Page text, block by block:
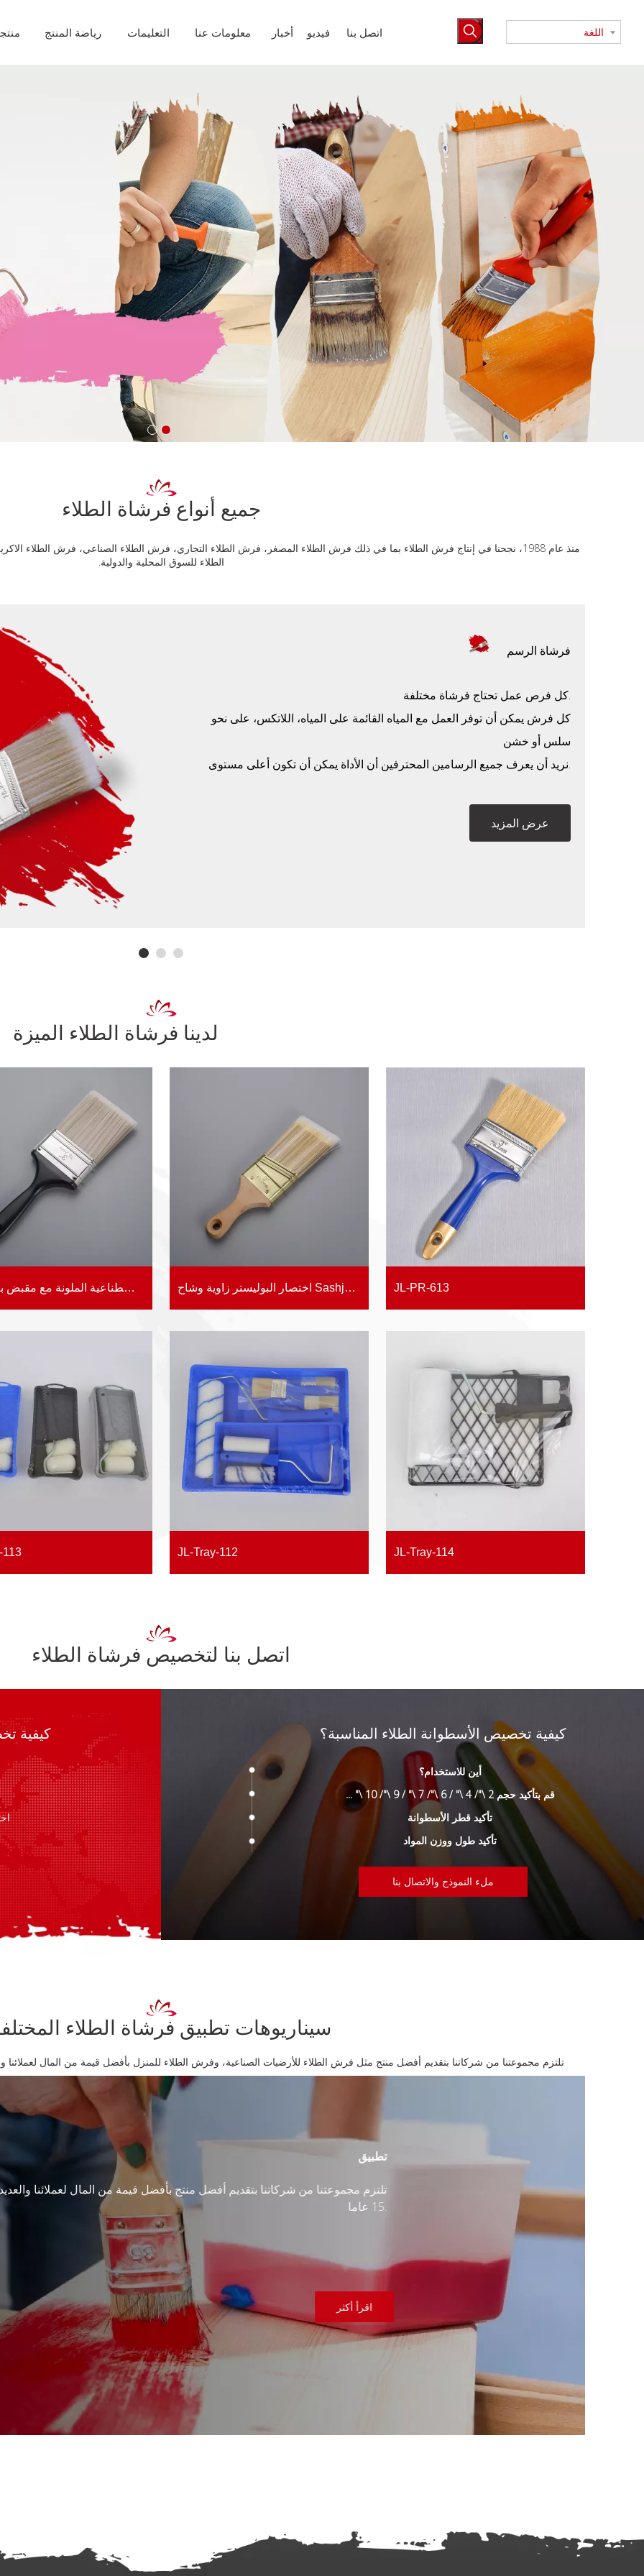
اتصل بنا فيديو أخبار معلومات عنا التعليمات رياضة المنتج اللغة
جميع أنواع فرشاة الطلاء
منذ عام 1988، نجحنا في إنتاج فرش الطلاء بما في ذلك فرش الطلاء المصغر، فرش الطلاء التجاري، فرش الطلاء الصناعي، فرش الطلاء
الطلاء للسوق المحلية والدولية.
فرشاة الرسم
كل فرص عمل تحتاج فرشاة مختلفة.
كل فرش يمكن أن توفر العمل مع المياه القائمة على المياه، اللاتكس، على نحو
سلس أو خشن
نريد أن يعرف جميع الرسامين المحترفين أن الأداة يمكن أن تكون أعلى مستوى.
عرض المزيد
لدينا فرشاة الطلاء الميزة
المهنية 4 "فرشاة الطلاء الاصطناعية الملونة مع مقبض بلاستيكي JL-PR-671 اختصار البوليستر زاوية وشاح Sashjl-PR-901 JL-PR-613
113 JL-Tray-112 JL-Tray-114
اتصل بنا لتخصيص فرشاة الطلاء
كيفية كيفية تخصيص الأسطوانة الطلاء المناسبة؟
أين للاستخدام؟
قم بتأكيد حجم 2 \"/ 4 \" / 6 \"/ 7 \" / 9 \"/ 10 \" ...
تأكيد قطر الأسطوانة
تأكيد طول ووزن المواد
ملء النموذج والاتصال بنا
سيناريوهات تطبيق فرشاة الطلاء
تلتزم مجموعتنا من شركاتنا بتقديم أفضل منتج مثل فرش الطلاء للأرضيات الصناعية، وفرش الطلاء للمنزل بأفضل قيمة من المال لعملائنا والعديد
اقرأ أكثر
تطبيق
تلتزم مجموعتنا من شركاتنا بتقديم أفضل منتج بأفضل قيمة من المال لعملائنا
15 عاما.